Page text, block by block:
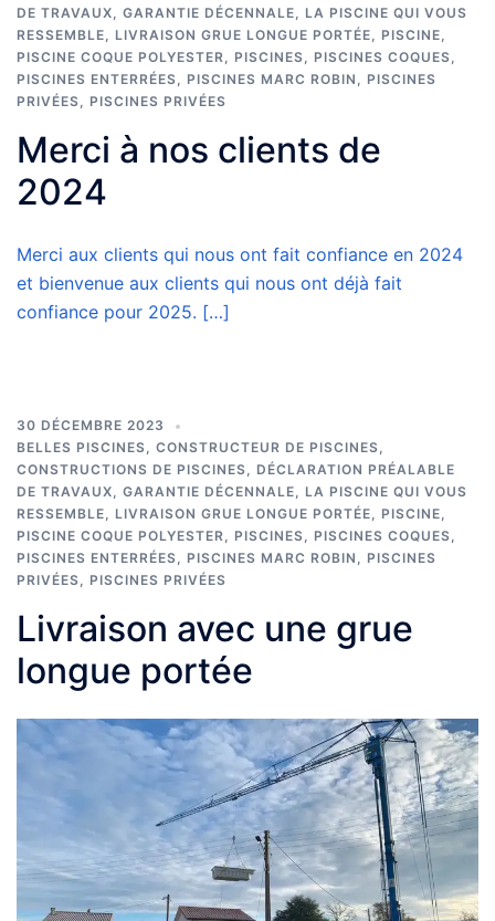
DE TRAVAUX, GARANTIE DÉCENNALE, LA PISCINE QUI VOUS
RESSEMBLE, LIVRAISON GRUE LONGUE PORTÉE, PISCINE,
PISCINE COQUE POLYESTER, PISCINES, PISCINES COQUES,
PISCINES ENTERRÉES, PISCINES MARC ROBIN , PISCINES
PRIVÉES, PISCINES PRIVÉES
Merci à nos clients de
2024
Merci aux clients qui nous ont fait confiance en 2024
et bienvenue aux clients qui nous ont déjà fait
confiance pour 2025. […]
30 DÉCEMBRE 2023
BELLES PISCINES, CONSTRUCTEUR DE PISCINES,
CONSTRUCTIONS DE PISCINES, DÉCLARATION PRÉALABLE
DE TRAVAUX, GARANTIE DÉCENNALE, LA PISCINE QUI VOUS
RESSEMBLE, LIVRAISON GRUE LONGUE PORTÉE, PISCINE,
PISCINE COQUE POLYESTER, PISCINES, PISCINES COQUES,
PISCINES ENTERRÉES, PISCINES MARC ROBIN , PISCINES
PRIVÉES, PISCINES PRIVÉES
Livraison avec une grue
longue portée